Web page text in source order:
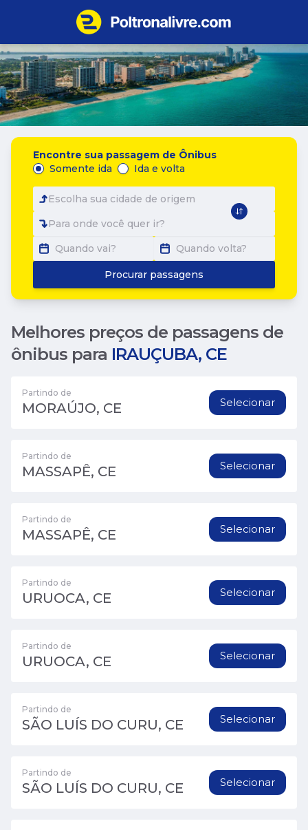
Encontre sua passagem de Ônibus
Somente ida
Ida e volta
Escolha sua cidade de origem
Para onde você quer ir?
Quando vai?
Quando volta?
Procurar passagens
Melhores preços de passagens de
ônibus para IRAUÇUBA, CE
Partindo de
MORAÚJO, CE Selecionar
Partindo de
MASSAPÊ, CE Selecionar
Partindo de
MASSAPÊ, CE Selecionar
Partindo de
URUOCA, CE Selecionar
Partindo de
URUOCA, CE Selecionar
Partindo de
SÃO LUÍS DO CURU, CE Selecionar
Partindo de
SÃO LUÍS DO CURU, CE Selecionar